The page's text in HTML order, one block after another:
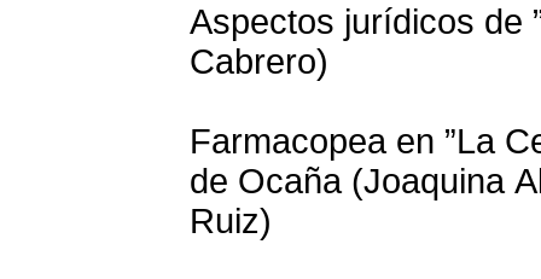
Aspectos jurídicos de
Cabrero)
Farmacopea en ”La
de Ocaña (Joaquina
Ruiz)